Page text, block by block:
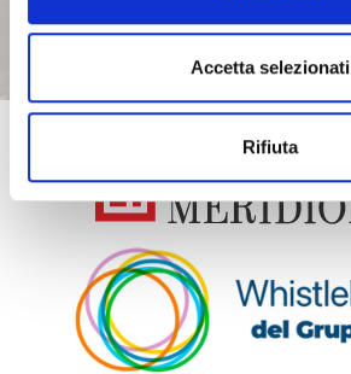
Accetta selezionati
Rifiuta
ETHICS OFFICE